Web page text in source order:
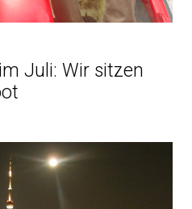
Juli: Wir sitzen